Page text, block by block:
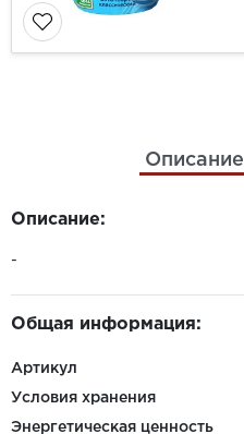
Описание
Описание:
-
Общая информация:
Артикул
Условия хранения
Энергетическая ценность